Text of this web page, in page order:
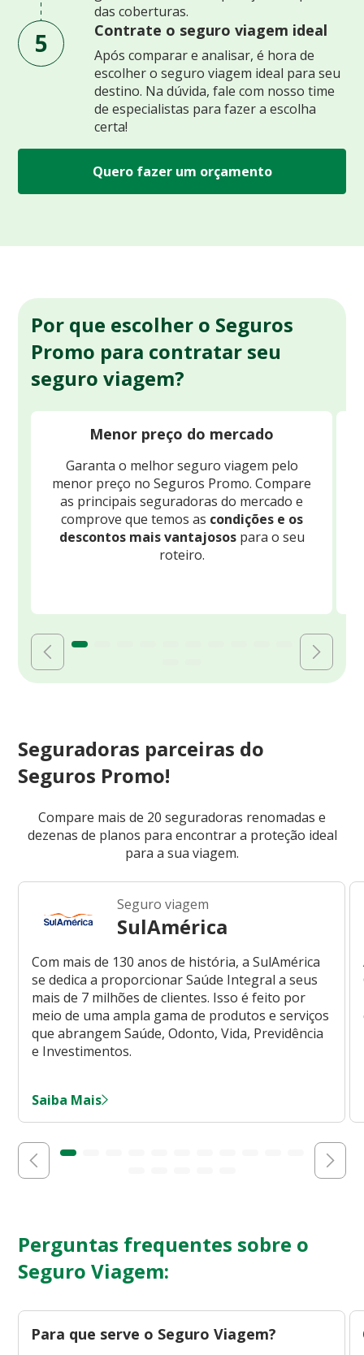
das coberturas.
5 Contrate o seguro viagem ideal
Após comparar e analisar, é hora de
escolher o seguro viagem ideal para seu
destino. Na dúvida, fale com nosso time
de especialistas para fazer a escolha
certa!
Quero fazer um orçamento
Por que escolher o Seguros
Promo para contratar seu
seguro viagem?
Menor preço do mercado
Garanta o melhor seguro viagem pelo
menor preço no Seguros Promo. Compare
as principais seguradoras do mercado e
comprove que temos as condições e os
descontos mais vantajosospara o seu
roteiro.
Seguradoras parceiras do
Seguros Promo!
Compare mais de 20 seguradoras renomadas e
dezenas de planos para encontrar a proteção ideal
para a sua viagem.
Seguro viagem
SulAmérica
Com mais de 130 anos de história, a SulAmérica
se dedica a proporcionar Saúde Integral a seus
mais de 7 milhões de clientes. Isso é feito por
meio de uma ampla gama de produtos e serviços
que abrangem Saúde, Odonto, Vida, Previdência
e Investimentos.
Saiba Mais
Perguntas frequentes sobre o
Seguro Viagem:
Para que serve o Seguro Viagem?